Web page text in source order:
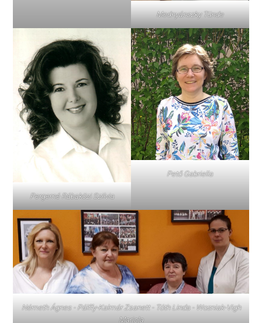
Mednyánszky Tünde
Pergerné Rábaközi Szilvia
Pető Gabriella
Németh Ágnes - Pálffy-Kalmár Zsanett - Tóth Linda - Wozniak-Vigh
Mariola